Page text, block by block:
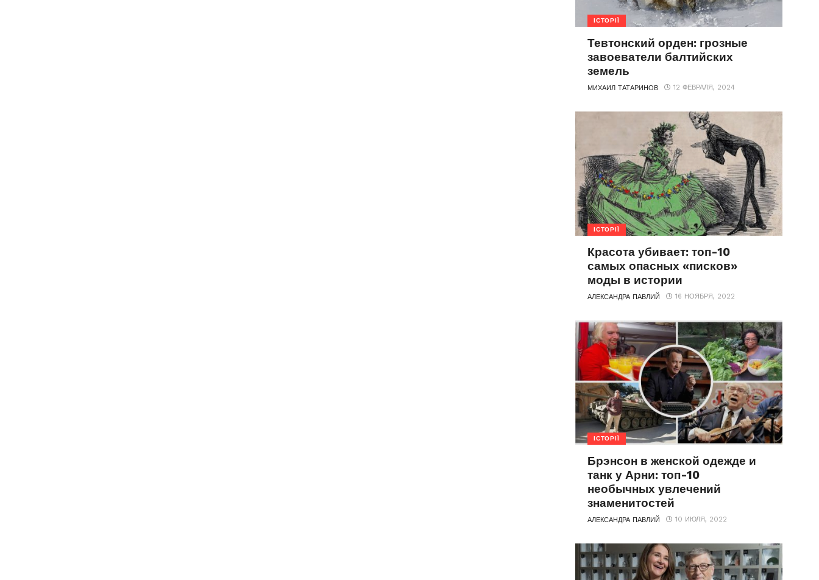
ІСТОРІЇ
Тевтонский орден: грозные
завоеватели балтийских
земель
МИХАИЛ ТАТАРИНОВ 12 ФЕВРАЛЯ, 2024
ІСТОРІЇ
Красота убивает: топ-10
самых опасных «писков»
моды в истории
АЛЕКСАНДРА ПАВЛИЙ 16 НОЯБРЯ, 2022
ІСТОРІЇ
Брэнсон в женской одежде и
танк у Арни: топ-10
необычных увлечений
знаменитостей
АЛЕКСАНДРА ПАВЛИЙ 10 ИЮЛЯ, 2022